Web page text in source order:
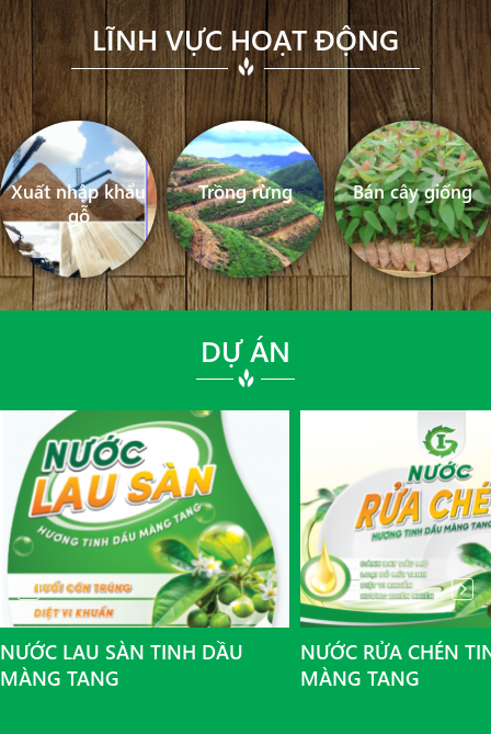
LĨNH VỰC HOẠT ĐỘNG
Xuất nhập khẩu
gỗ
Trồng rừng Bán cây giống
DỰ ÁN
NƯỚC LAU SÀN TINH DẦU
MÀNG TANG
NƯỚC RỬA CHÉN
MÀNG TANG